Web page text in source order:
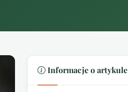
Informacje o artykule